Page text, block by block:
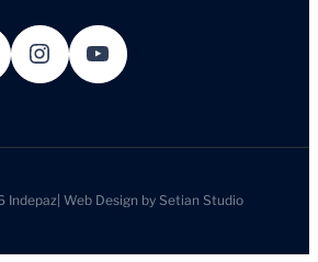
Instagram YouTube
Indepaz |Web Design bySetian Studio